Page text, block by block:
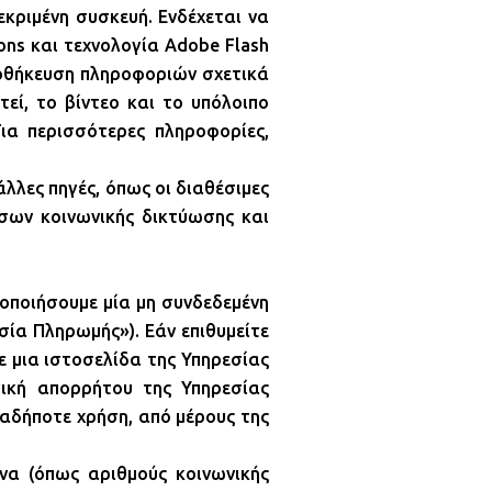
συσκευή. Ενδέχεται να
και τεχνολογία Adobe Flash
πληροφοριών σχετικά
το βίντεο και το υπόλοιπο
περισσότερες πληροφορίες,
πηγές, όπως οι διαθέσιμες
κοινωνικής δικτύωσης και
μία μη συνδεδεμένη
Πληρωμής»). Εάν επιθυμείτε
ιστοσελίδα της Υπηρεσίας
απορρήτου της Υπηρεσίας
χρήση, από μέρους της
(όπως αριθμούς κοινωνικής